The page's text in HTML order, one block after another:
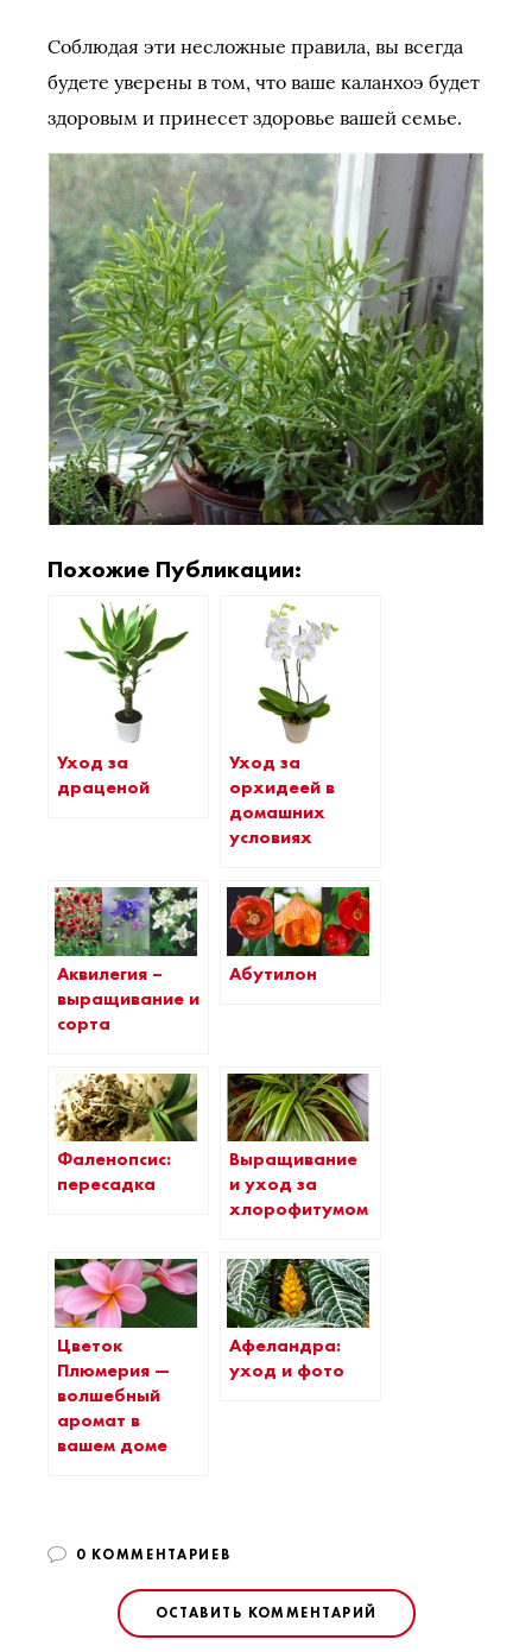
Соблюдая эти несложные правила, вы всегда
будете уверены в том, что ваше каланхоэ будет
здоровым и принесет здоровье вашей семье.
Похожие Публикации:
Уход за
драценой
Уход за
орхидеей в
домашних
условиях
Аквилегия –
выращивание и
сорта
Абутилон
Фаленопсис:
пересадка
Выращивание
и уход за
хлорофитумом
Цветок
Плюмерия —
волшебный
аромат в
вашем доме
Афеландра:
уход и фото
0 КОММЕНТАРИЕВ
ОСТАВИТЬ КОММЕНТАРИЙ